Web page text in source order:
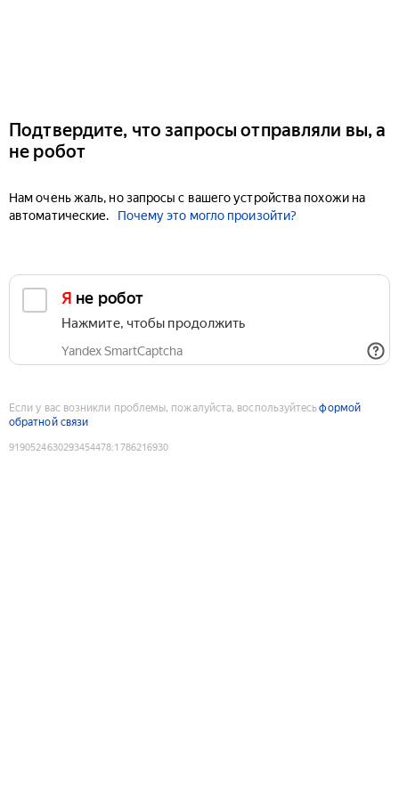
Подтвердите, что запросы отправляли вы, а
не робот
Нам очень жаль, но запросы с вашего устройства похожи на
автоматические.
Почему это могло произойти?
Я не робот
Нажмите, чтобы продолжить
Yandex SmartCaptcha
Если у вас возникли проблемы, пожалуйста, воспользуйтесьформой
обратной связи
9190524630293454478:1786216930